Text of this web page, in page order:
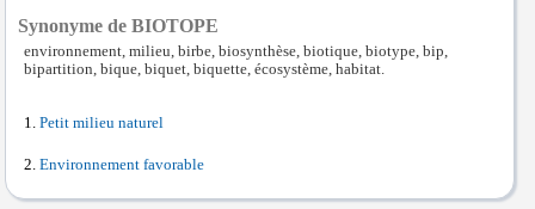
Synonyme de BIOTOPE
environnement, milieu, birbe, biosynthèse, biotique, biotype, bip,
bipartition, bique, biquet, biquette, écosystème, habitat.
Petit milieu naturel
Environnement favorable